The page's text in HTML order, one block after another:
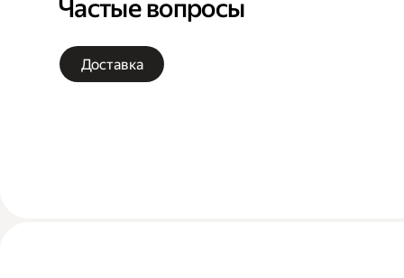
Частые вопросы
Доставка